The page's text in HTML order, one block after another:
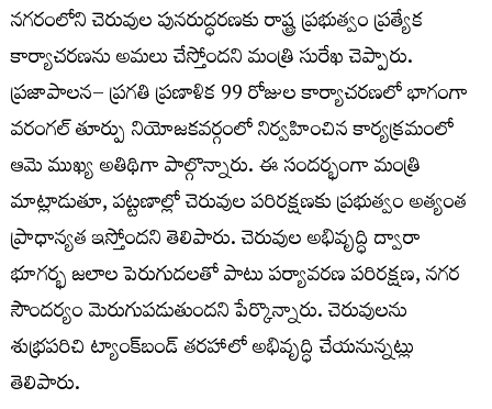
నగరంలోని చెరువుల పునరుద్ధరణకు రాష్ట్ర ప్రభుత్వం ప్రత్యేక
కార్యాచరణను అమలు చేస్తోందని మంత్రి సురేఖ చెప్పారు.
ప్రజాపాలన– ప్రగతి ప్రణాళిక 99 రోజుల కార్యాచరణలో భాగంగా
వరంగల్ తూర్పు నియోజకవర్గంలో నిర్వహించిన కార్యక్రమంలో
ఆమె ముఖ్య అతిథిగా పాల్గొన్నారు. ఈ సందర్భంగా మంత్రి
మాట్లాడుతూ, పట్టణాల్లో చెరువుల పరిరక్షణకు ప్రభుత్వం అత్యంత
ప్రాధాన్యత ఇస్తోందని తెలిపారు. చెరువుల అభివృద్ధి ద్వారా
భూగర్భ జలాల పెరుగుదలతో పాటు పర్యావరణ పరిరక్షణ, నగర
సౌందర్యం మెరుగుపడుతుందని పేర్కొన్నారు. చెరువులను
శుభ్రపరిచి ట్యాంక్‌బండ్ తరహాలో అభివృద్ధి చేయనున్నట్లు
తెలిపారు.